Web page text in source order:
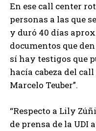
En ese call center
personas a las que
y duró 40 días
documentos que
sí hay testigos que
hacía cabeza del
Marcelo Teuber”.
“Respecto a Lily
de prensa de la UDI